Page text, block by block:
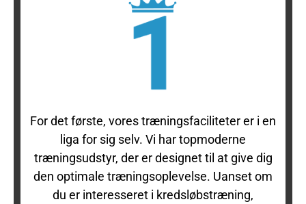
For det første, vores træningsfaciliteter er i en
liga for sig selv. Vi har topmoderne
træningsudstyr, der er designet til at give dig
den optimale træningsoplevelse. Uanset om
du er interesseret i kredsløbstræning,